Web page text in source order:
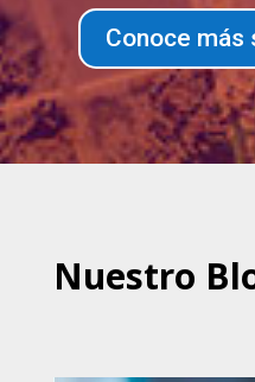
Conoce más
Nuestro